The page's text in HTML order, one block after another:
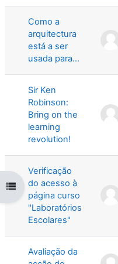
Abrir índice da disciplina
Como a
arquitectura
está a ser
usada para...
Sir Ken
Robinson:
Bring on the
learning
revolution!
Verificação
do acesso à
página curso
"Laboratórios
Escolares"
Avaliação da